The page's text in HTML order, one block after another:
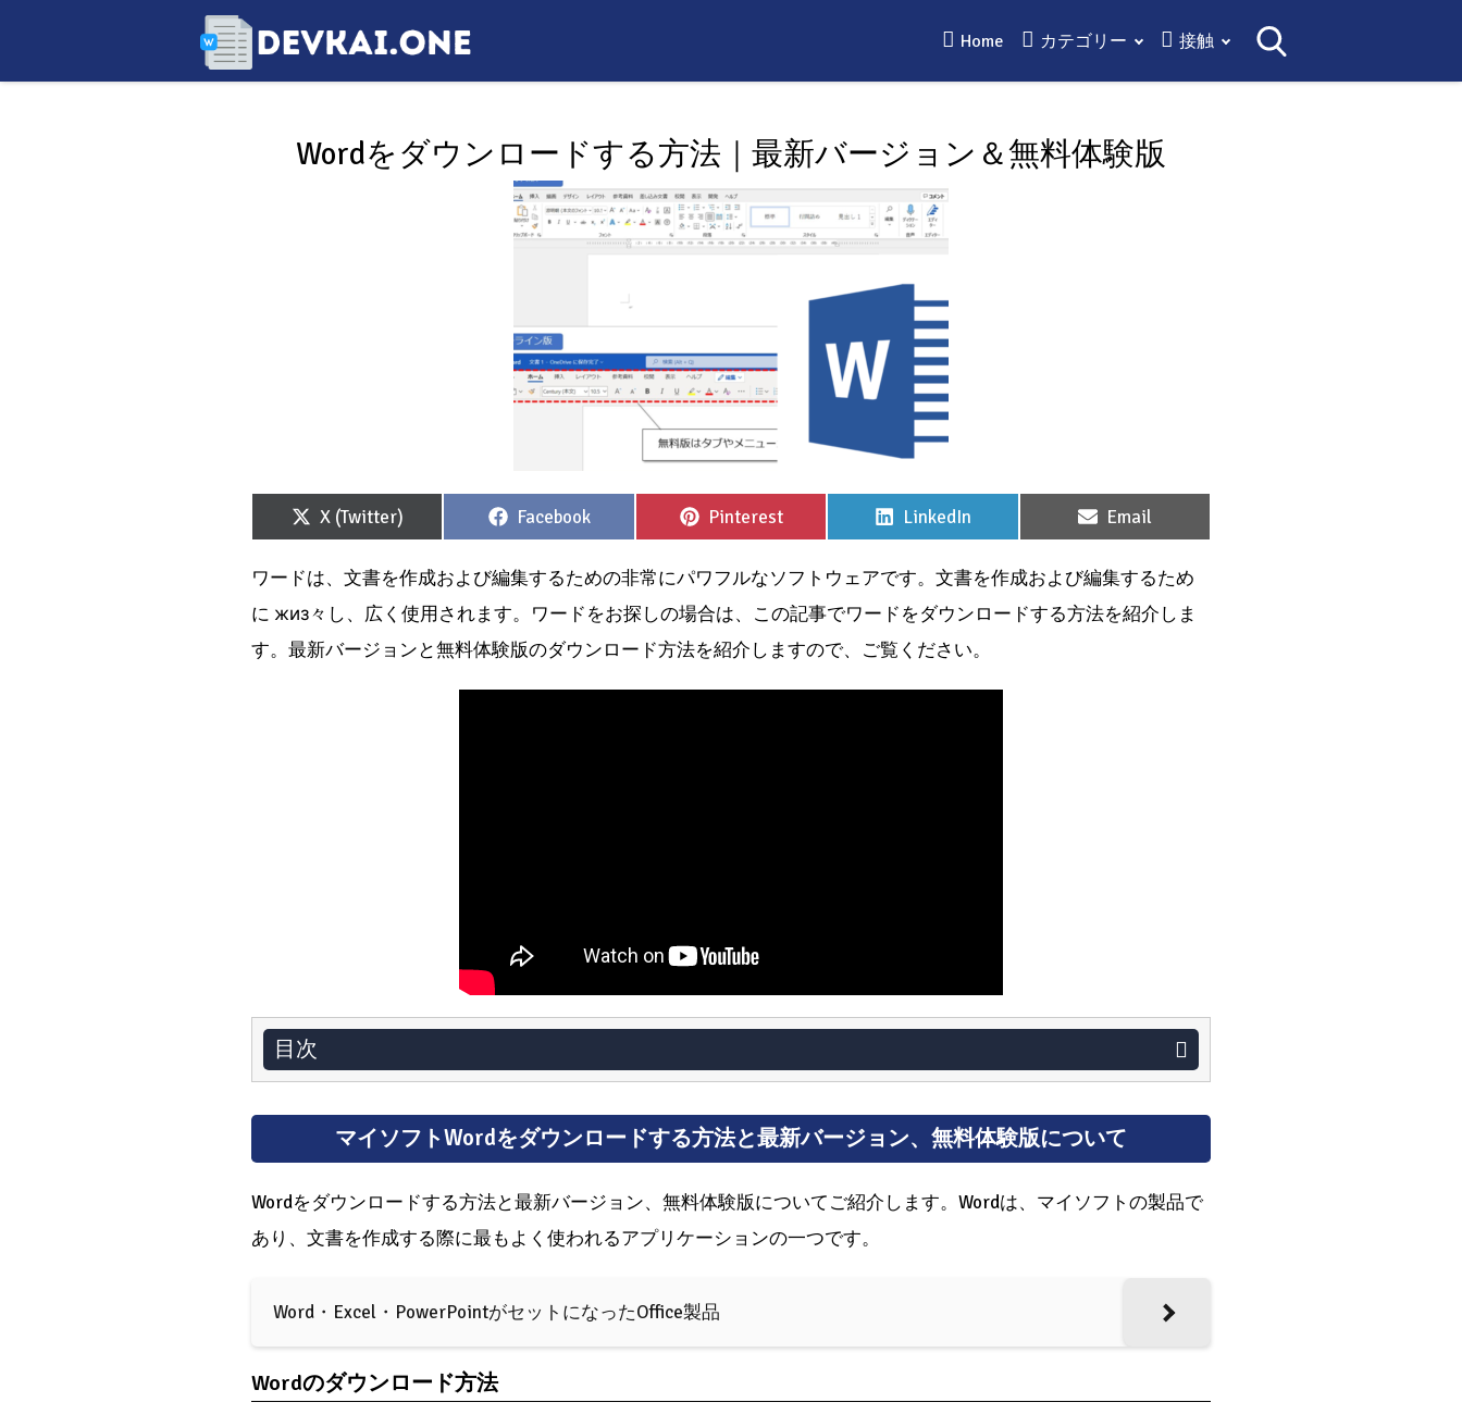
Home カテゴリー 接触
Wordをダウンロードする方法｜最新バージョン＆無料体験版
Share
on
X (Twitter)
Share
on
Facebook
Share
on
Pinterest
Share
on
LinkedIn
Share
on
Email
ワードは、文書を作成および編集するための非常にパワフルなソフトウェアです。文書を作成および編集するため
に жиз々し、広く使用されます。ワードをお探しの場合は、この記事でワードをダウンロードする方法を紹介しま
す。最新バージョンと無料体験版のダウンロード方法を紹介しますので、ご覧ください。
目次
マイソフトWordをダウンロードする方法と最新バージョン、無料体験版について
Wordをダウンロードする方法と最新バージョン、無料体験版についてご紹介します。Wordは、マイソフトの製品で
あり、文書を作成する際に最もよく使われるアプリケーションの一つです。
Word・Excel・PowerPointがセットになったOffice製品
Wordのダウンロード方法